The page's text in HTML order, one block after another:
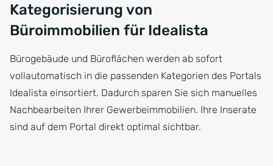
Kategorisierung von
Büroimmobilien für Idealista
Bürogebäude und Büroflächen werden ab sofort
vollautomatisch in die passenden Kategorien des Portals
Idealista einsortiert. Dadurch sparen Sie sich manuelles
Nachbearbeiten Ihrer Gewerbeimmobilien. Ihre Inserate
sind auf dem Portal direkt optimal sichtbar.